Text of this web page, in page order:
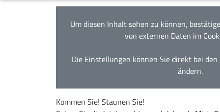
Um diesen Inhalt sehen zu können,
von externen Daten im
Die Einstellungen können Sie direkt bei den
ändern.
Kommen Sie! Staunen Sie!